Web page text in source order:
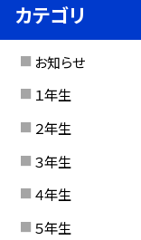
カテゴリ
お知らせ
１年生
２年生
３年生
４年生
５年生